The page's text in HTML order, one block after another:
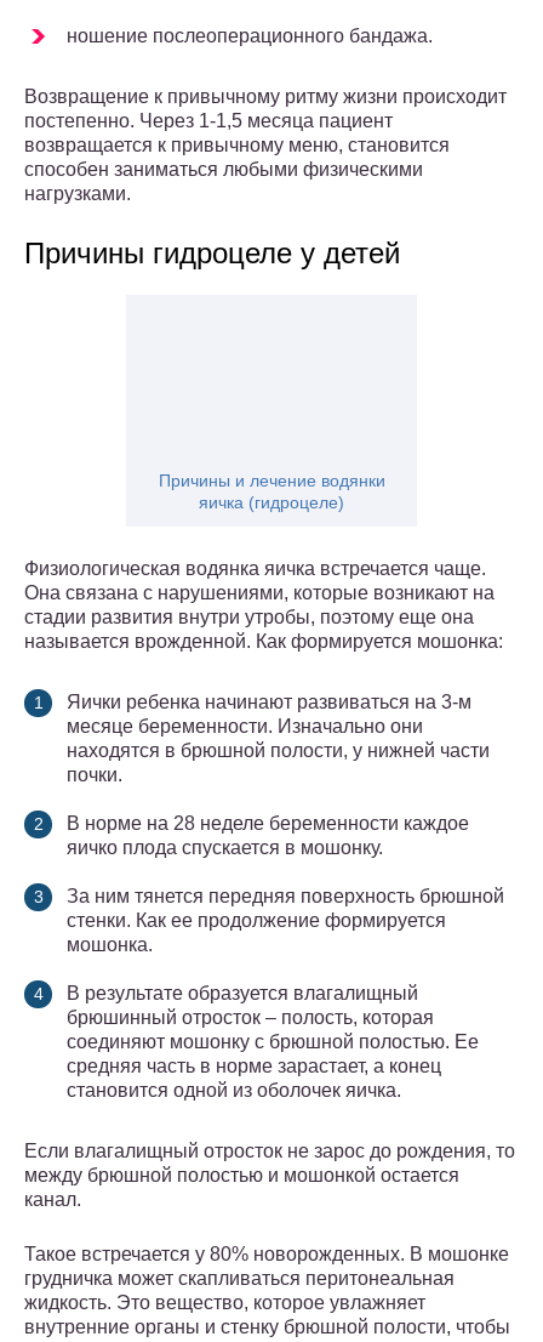
ношение послеоперационного бандажа.
Возвращение к привычному ритму жизни происходит
постепенно. Через 1-1,5 месяца пациент
возвращается к привычному меню, становится
способен заниматься любыми физическими
нагрузками.
Причины гидроцеле у детей
Причины и лечение водянки
яичка (гидроцеле)
Физиологическая водянка яичка встречается чаще.
Она связана с нарушениями, которые возникают на
стадии развития внутри утробы, поэтому еще она
называется врожденной. Как формируется мошонка:
Яички ребенка начинают развиваться на 3-м
месяце беременности. Изначально они
находятся в брюшной полости, у нижней части
почки.
В норме на 28 неделе беременности каждое
яичко плода спускается в мошонку.
За ним тянется передняя поверхность брюшной
стенки. Как ее продолжение формируется
мошонка.
В результате образуется влагалищный
брюшинный отросток – полость, которая
соединяют мошонку с брюшной полостью. Ее
средняя часть в норме зарастает, а конец
становится одной из оболочек яичка.
Если влагалищный отросток не зарос до рождения, то
между брюшной полостью и мошонкой остается
канал.
Такое встречается у 80% новорожденных. В мошонке
грудничка может скапливаться перитонеальная
жидкость. Это вещество, которое увлажняет
внутренние органы и стенку брюшной полости, чтобы